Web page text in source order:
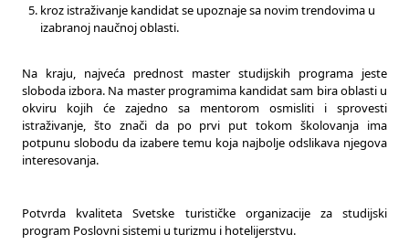
kroz istraživanje kandidat se upoznaje sa novim trendovima u
izabranoj naučnoj oblasti.
Na kraju, najveća prednost master studijskih programa jeste
sloboda izbora. Na master programima kandidat sam bira oblasti u
okviru kojih će zajedno sa mentorom osmisliti i sprovesti
istraživanje, što znači da po prvi put tokom školovanja ima
potpunu slobodu da izabere temu koja najbolje odslikava njegova
interesovanja.
Potvrda kvaliteta Svetske turističke organizacije za studijski
program Poslovni sistemi u turizmu i hotelijerstvu.